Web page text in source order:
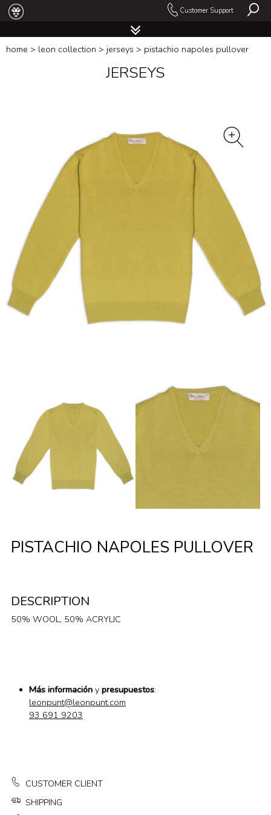
Customer Support
home > leon collection > jerseys > pistachio napoles pullover
JERSEYS
PISTACHIO NAPOLES PULLOVER
DESCRIPTION
50% WOOL, 50% ACRYLIC
Más informacióny presupuestos:
leonpunt@leonpunt.com
93 691 9203
CUSTOMER CLIENT
SHIPPING